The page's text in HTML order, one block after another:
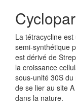
La tétracycline
semi-synthétique
est dérivé de
la croissance
sous-unité 30S
de se lier au site
dans la nature.